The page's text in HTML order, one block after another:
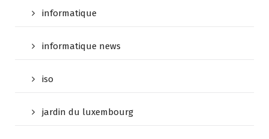
informatique
informatique news
iso
jardin du luxembourg